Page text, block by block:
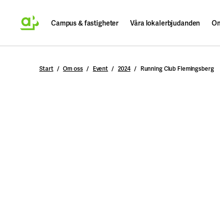
Campus & fastigheter Våra lokalerbjudanden
Sök
Start Om oss Event 2024 Running Club Flemingsberg